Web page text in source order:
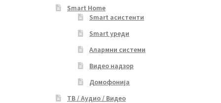
Smart Home
Smart асистенти
Smart уреди
Алармни системи
Видео надзор
Домофонија
ТВ / Аудио / Видео